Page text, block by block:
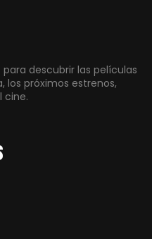
descubrir las películas
los próximos estrenos,
cine.